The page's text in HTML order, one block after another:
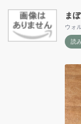
ま
ウォ
読